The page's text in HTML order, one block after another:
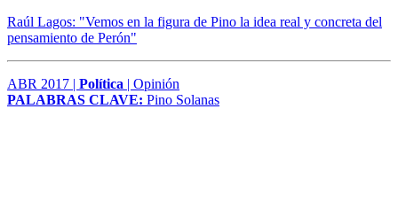
Raúl Lagos: "Vemos en la figura de Pino la idea real y concreta del
pensamiento de Perón"
ABR 2017 | Política | Opinión
PALABRAS CLAVE: Pino Solanas